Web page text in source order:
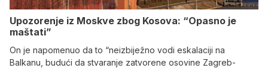
Upozorenje iz Moskve zbog Kosova: “Opasno je
maštati”
On je napomenuo da to “neizbiježno vodi eskalaciji na
Balkanu, budući da stvaranje zatvorene osovine Zagreb-